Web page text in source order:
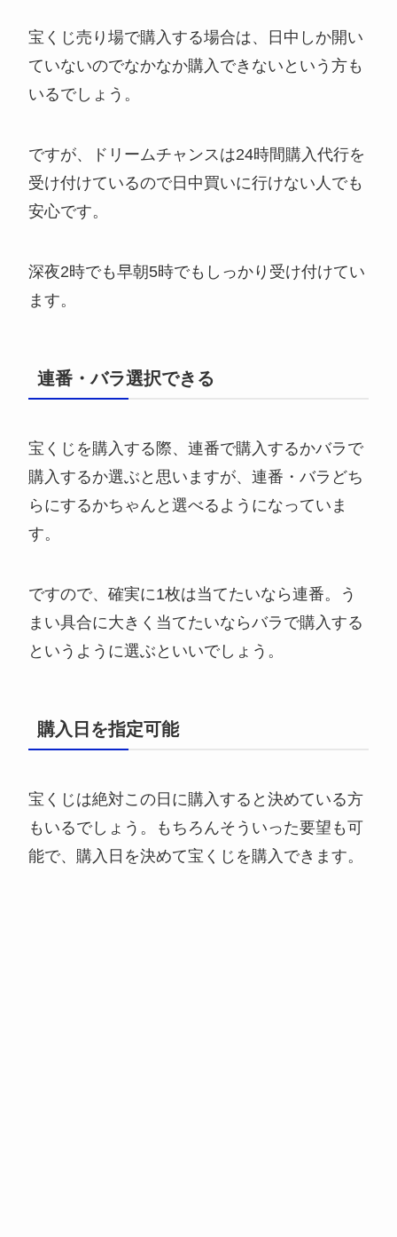
宝くじ売り場で購入する場合は、日中しか開い
ていないのでなかなか購入できないという方も
いるでしょう。
ですが、ドリームチャンスは24時間購入代行を
受け付けているので日中買いに行けない人でも
安心です。
深夜2時でも早朝5時でもしっかり受け付けてい
ます。
連番・バラ選択できる
宝くじを購入する際、連番で購入するかバラで
購入するか選ぶと思いますが、連番・バラどち
らにするかちゃんと選べるようになっていま
す。
ですので、確実に1枚は当てたいなら連番。う
まい具合に大きく当てたいならバラで購入する
というように選ぶといいでしょう。
購入日を指定可能
宝くじは絶対この日に購入すると決めている方
もいるでしょう。もちろんそういった要望も可
能で、購入日を決めて宝くじを購入できます。